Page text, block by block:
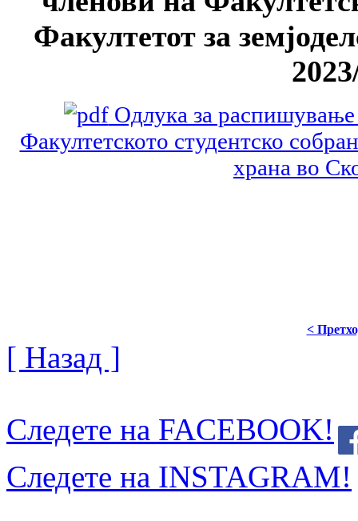
Факултетот за
Одлука за распишување
Факултетското студентско
храна во
<
[ Назад ]
Следете на FACEBOOK!
Следете на INSTAGRAM!